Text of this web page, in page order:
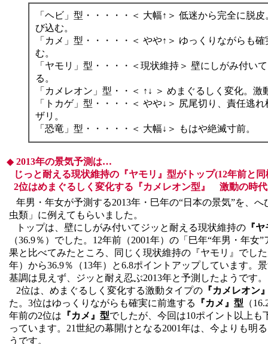
「ヘビ」型・・・・・＜ 大幅↑＞ 低迷から完全に脱
び込む。
「カメ」型・・・・・＜ やや↑＞ ゆっくりながらも
む。
「ヤモリ」型・・・・＜現状維持＞ 壁にしがみ付い
る。
「カメレオン」型・・＜ ↑↓ ＞ めまぐるしく変化。激
「トカゲ」型・・・・＜ やや↓＞ 尻尾切り、責任逃
ザリ。
「恐竜」型・・・・・＜ 大幅↓＞ もはや絶滅寸前。
◆ 2013年の景気予測は…
じっと耐える現状維持の『ヤモリ』型がトップ(12年前と同
2位はめまぐるしく変化する『カメレオン型』 激動の時
年男・年女が予測する2013年・巳年の“日本の景気”を、へ
虫類」に例えてもらいました。
トップは、壁にしがみ付いてジッと耐える現状維持の 『
（36.9％）でした。12年前（2001年）の「巳年“年男・年女
果と比べてみたところ、同じく現状維持の『ヤモリ』でし
年）から36.9％（13年）と6.8ポイントアップしています。
基調は見えず、ジッと耐え忍ぶ2013年と予測したようです。
2位は、めまぐるしく変化する激動タイプの 『カメレオン
た。3位はゆっくりながらも確実に前進する
『カメ』型 （
年前の2位は 『カメ』型でしたが、今回は10ポイント以上も
っています。21世紀の幕開けとなる2001年は、今よりも明
うです。